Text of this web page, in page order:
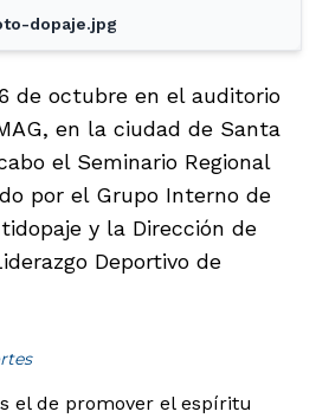
dopaje.jpg
de octubre en el auditorio
en la ciudad de Santa
el Seminario Regional
por el Grupo Interno de
y la Dirección de
Deportivo de
el de promover el espíritu